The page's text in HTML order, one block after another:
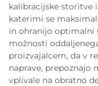
kalibracijske storitve
katerimi se
in ohranijo optimalni
možnosti
proizvajalcem, da v
naprave, prepoznajo
vplivale na obratno